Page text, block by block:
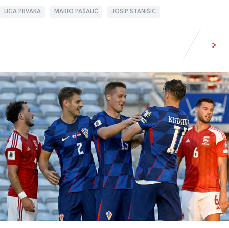
LIGA PRVAKA MARIO PAŠALIĆ JOSIP STANIŠIĆ